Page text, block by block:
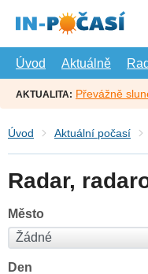
hlavní
Úvod
Aktuálně
AKTUALITA: Převážně
Úvod Aktuální počasí
Radar,
Město
Den